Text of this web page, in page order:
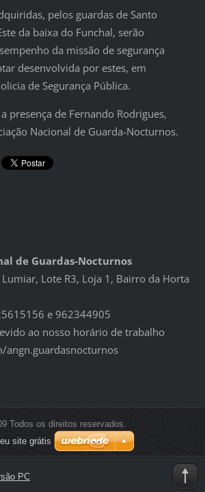
pelos guardas de Santo
da baixa do Funchal, serão
da missão de segurança
desenvolvida por estes, em
de Segurança Pública.
presença de Fernando Rodrigues,
Nacional de Guarda-Nocturnos.
de Guardas-Nocturnos
Lote R3, Loja 1, Bairro da Horta
e 962344905
ao nosso horário de trabalho
angn.guardasnocturnos
Todos os direitos reservados.
site grátis
PC